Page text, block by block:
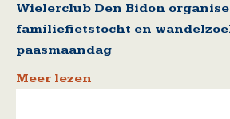
Wielerclub Den Bidon
familiefietstocht en
paasmaandag
Meer lezen